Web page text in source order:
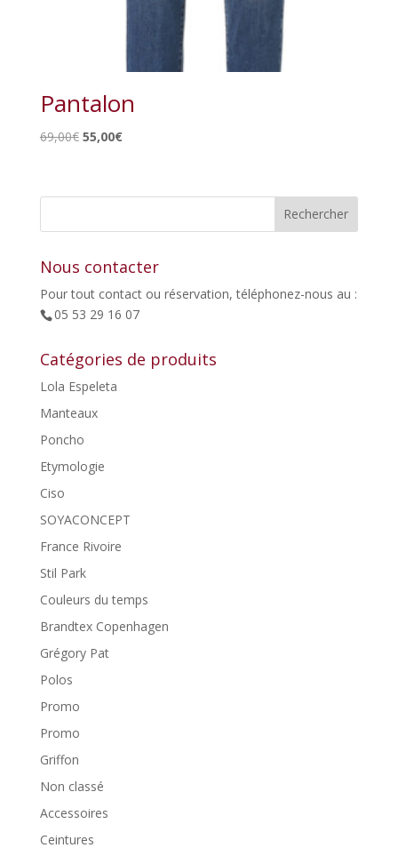
Pantalon
69,00€ Le
était :
55,00€Le
est :
Nous contacter
Pour tout contact ou réservation, téléphonez-nous au :
05 53 29 16 07
Catégories de produits
Lola Espeleta
Manteaux
Poncho
Etymologie
Ciso
SOYACONCEPT
France Rivoire
Stil Park
Couleurs du temps
Brandtex Copenhagen
Grégory Pat
Polos
Promo
Promo
Griffon
Non classé
Accessoires
Ceintures